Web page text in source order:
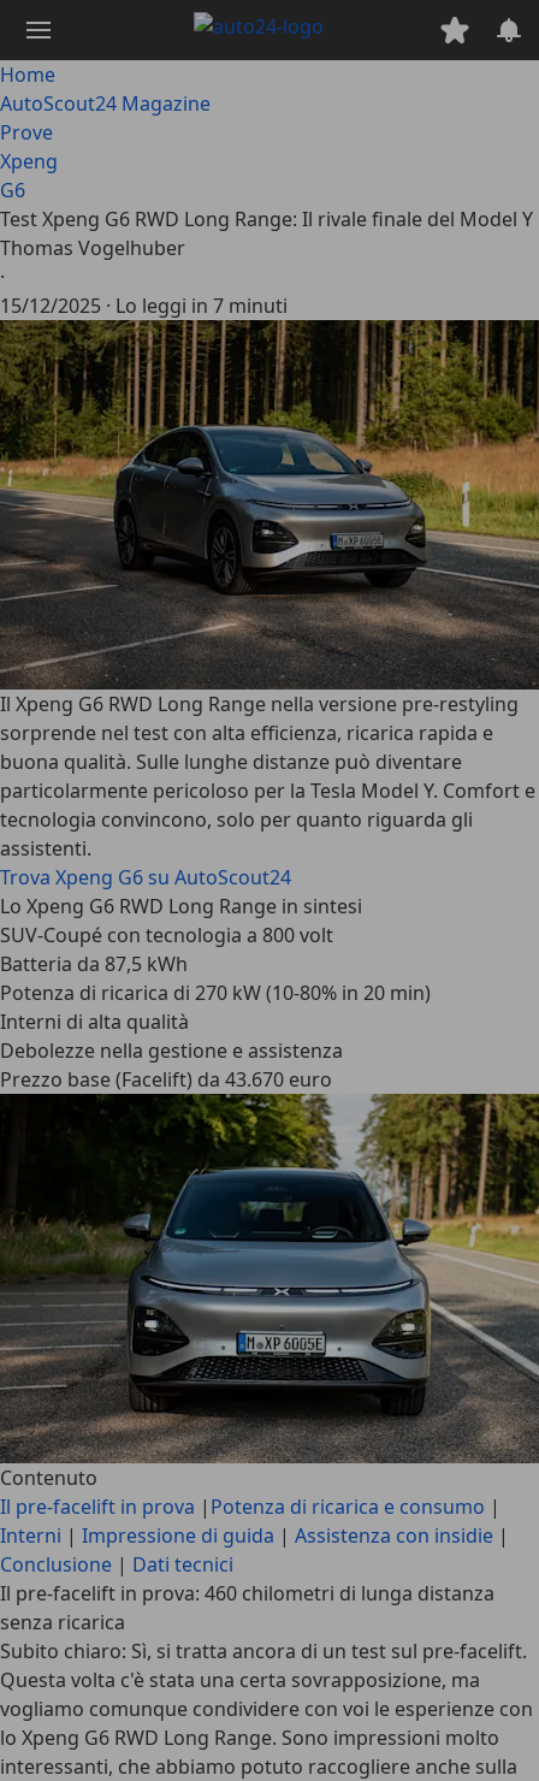
contenuto
principale
Home
AutoScout24 Magazine
Prove
Xpeng
G6
Test Xpeng G6 RWD Long Range: Il rivale finale del Model Y
Thomas Vogelhuber
·
15/12/2025 · Lo leggi in 7 minuti
Il Xpeng G6 RWD Long Range nella versione pre-restyling
sorprende nel test con alta efficienza, ricarica rapida e
buona qualità. Sulle lunghe distanze può diventare
particolarmente pericoloso per la Tesla Model Y. Comfort e
tecnologia convincono, solo per quanto riguarda gli
assistenti.
Trova Xpeng G6 su AutoScout24
Lo Xpeng G6 RWD Long Range in sintesi
SUV-Coupé con tecnologia a 800 volt
Batteria da 87,5 kWh
Potenza di ricarica di 270 kW (10-80% in 20 min)
Interni di alta qualità
Debolezze nella gestione e assistenza
Prezzo base (Facelift) da 43.670 euro
Contenuto
Il pre-facelift in prova | Potenza di ricarica e consumo |
Interni | Impressione di guida | Assistenza con insidie |
Conclusione | Dati tecnici
Il pre-facelift in prova: 460 chilometri di lunga distanza
senza ricarica
Subito chiaro: Sì, si tratta ancora di un test sul pre-facelift.
Questa volta c'è stata una certa sovrapposizione, ma
vogliamo comunque condividere con voi le esperienze con
lo Xpeng G6 RWD Long Range. Sono impressioni molto
interessanti, che abbiamo potuto raccogliere anche sulla